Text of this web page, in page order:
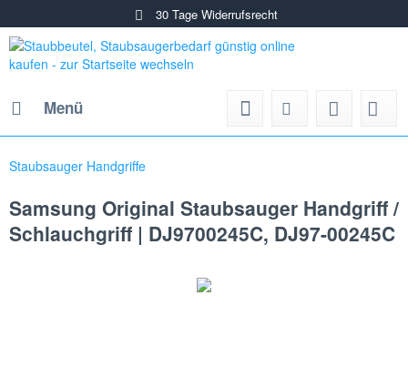
30 Tage Widerrufsrecht
Menü
Staubsauger Handgriffe
Samsung Original Staubsauger Handgriff /
Schlauchgriff | DJ9700245C, DJ97-00245C